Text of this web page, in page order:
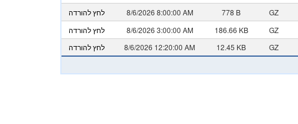
לחץ להורדה
8/6/2026 8:00:00 AM 778 B GZ
לחץ להורדה
8/6/2026 3:00:00 AM 186.66 KB GZ
לחץ להורדה
8/6/2026 12:20:00 AM 12.45 KB GZ